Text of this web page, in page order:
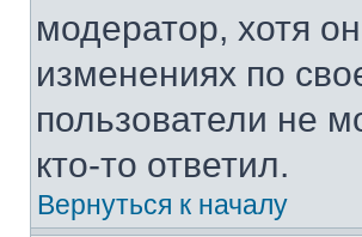
модератор, хотя
изменениях по
пользователи не
кто-то ответил.
Вернуться к началу